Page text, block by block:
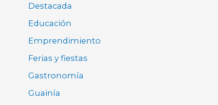
Destacada
Educación
Emprendimiento
Ferias y fiestas
Gastronomía
Guainía